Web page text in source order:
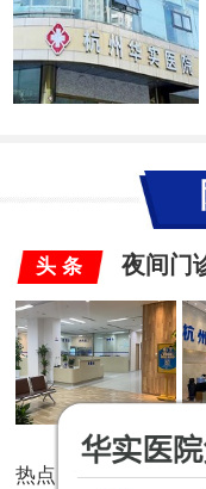
头 条 夜间门
热点
推荐